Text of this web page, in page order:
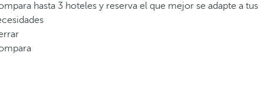
hasta 3 hoteles y reserva el que mejor se adapte a tus